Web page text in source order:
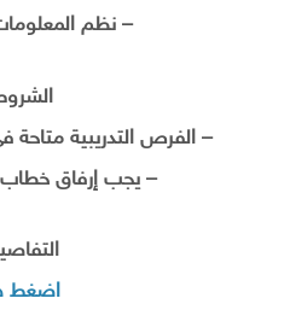
– نظم
– الفرص التدريبية
– يجب إرفاق
اضغط